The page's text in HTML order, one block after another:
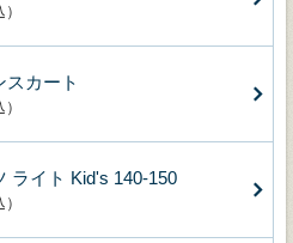
スカート
ライト Kid's 140-150